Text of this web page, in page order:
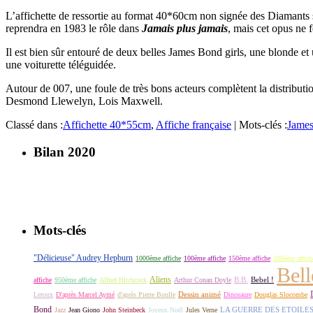
L’affichette de ressortie au format 40*60cm non signée des
reprendra en 1983 le rôle dans Jamais plus jamais, mais cet opus ne
Il est bien sûr entouré de deux belles James Bond girls, une blonde et
une voiturette téléguidée.
Autour de 007, une foule de très bons acteurs complètent la
Desmond Llewelyn, Lois Maxwell.
Classé dans :Affichette 40*55cm, Affiche française | Mots-clés :
Bilan 2020
Mots-clés
"Délicieuse" Audrey Hepburn 1000ème affiche 100ème affiche 150ème affiche 200ème
affiche 950ème affiche Alfred Hitchcock Aliens Arthur Conan Doyle B.B. Bebel !
Leroux D'après Marcel Aymé d'après Pierre Boulle Dessin animé Dinosaure Douglas Slocombe
Bond Jazz Jean Giono John Steinbeck Joyeux Noël Jules Verne LA GUERRE DES ETOILES